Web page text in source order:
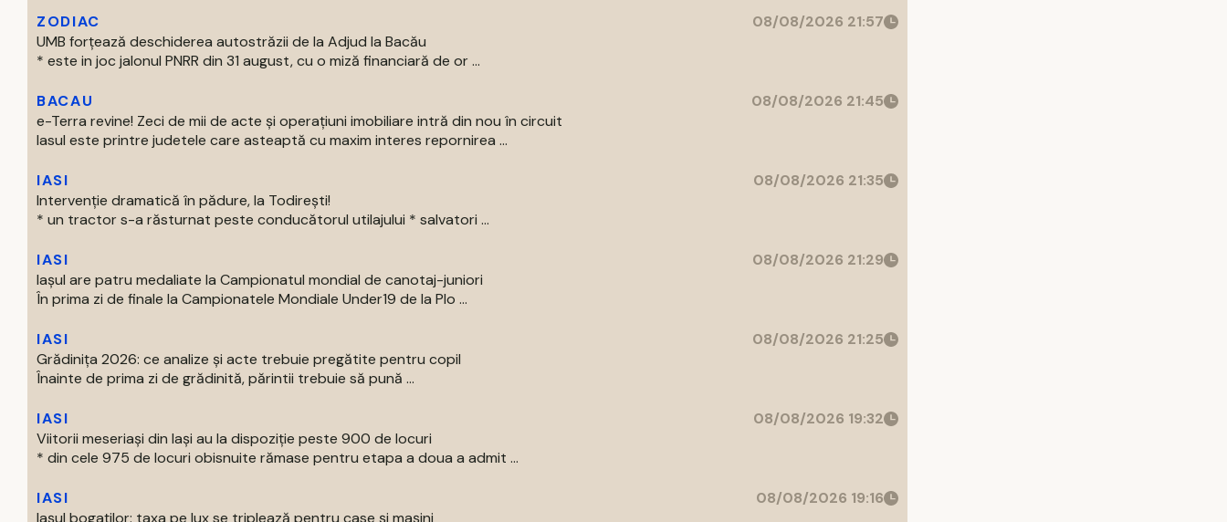
ZODIAC
08/08/2026 21:57
UMB forțează deschiderea autostrăzii de la Adjud la Bacău
* este in joc jalonul PNRR din 31 august, cu o miză financiară de or ...
BACAU
08/08/2026 21:45
e-Terra revine! Zeci de mii de acte și operațiuni imobiliare intră din nou în circuit
Iasul este printre judetele care asteaptă cu maxim interes repornirea ...
IASI
08/08/2026 21:35
Intervenție dramatică în pădure, la Todirești!
* un tractor s-a răsturnat peste conducătorul utilajului * salvatori ...
IASI
08/08/2026 21:29
Iaşul are patru medaliate la Campionatul mondial de canotaj-juniori
În prima zi de finale la Campionatele Mondiale Under19 de la Plo ...
IASI
08/08/2026 21:25
Grădinița 2026: ce analize și acte trebuie pregătite pentru copil
Înainte de prima zi de grădinită, părintii trebuie să pună ...
IASI
08/08/2026 19:32
Viitorii meseriași din Iași au la dispoziție peste 900 de locuri
* din cele 975 de locuri obisnuite rămase pentru etapa a doua a admit ...
IASI
08/08/2026 19:16
Iașul bogaților: taxa pe lux se triplează pentru case și mașini